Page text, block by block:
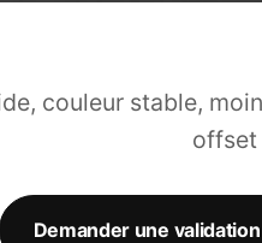
couleur stable,
offset
Demander une